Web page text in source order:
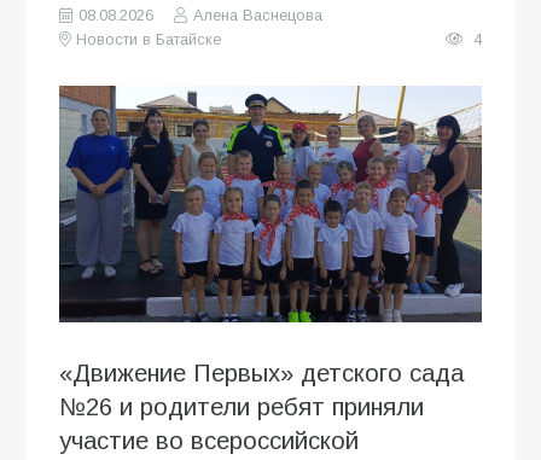
08.08.2026
Алена Васнецова
Новости в Батайске
4
«Движение Первых» детского сада
№26 и родители ребят приняли
участие во всероссийской